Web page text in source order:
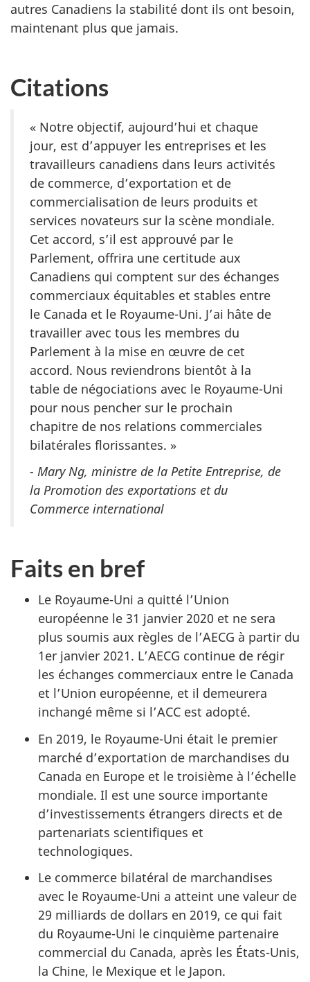
autres Canadiens la stabilité dont ils ont besoin,
maintenant plus que jamais.
Citations
« Notre objectif, aujourd’hui et chaque
jour, est d’appuyer les entreprises et les
travailleurs canadiens dans leurs activités
de commerce, d’exportation et de
commercialisation de leurs produits et
services novateurs sur la scène mondiale.
Cet accord, s’il est approuvé par le
Parlement, offrira une certitude aux
Canadiens qui comptent sur des échanges
commerciaux équitables et stables entre
le Canada et le Royaume-Uni. J’ai hâte de
travailler avec tous les membres du
Parlement à la mise en œuvre de cet
accord. Nous reviendrons bientôt à la
table de négociations avec le Royaume-Uni
pour nous pencher sur le prochain
chapitre de nos relations commerciales
bilatérales florissantes. »
- Mary Ng, ministre de la Petite Entreprise, de
la Promotion des exportations et du
Commerce international
Faits en bref
Le Royaume-Uni a quitté l’Union
européenne le 31 janvier 2020 et ne sera
plus soumis aux règles de l’AECG à partir du
1er janvier 2021. L’AECG continue de régir
les échanges commerciaux entre le Canada
et l’Union européenne, et il demeurera
inchangé même si l’ACC est adopté.
En 2019, le Royaume-Uni était le premier
marché d’exportation de marchandises du
Canada en Europe et le troisième à l’échelle
mondiale. Il est une source importante
d’investissements étrangers directs et de
partenariats scientifiques et
technologiques.
Le commerce bilatéral de marchandises
avec le Royaume-Uni a atteint une valeur de
29 milliards de dollars en 2019, ce qui fait
du Royaume-Uni le cinquième partenaire
commercial du Canada, après les États-Unis,
la Chine, le Mexique et le Japon.